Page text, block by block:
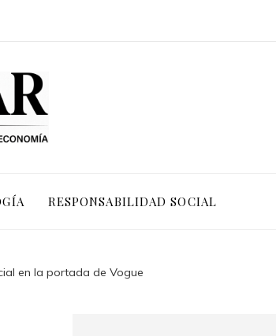
RESPONSABILIDAD SOCIAL
en la portada de Vogue